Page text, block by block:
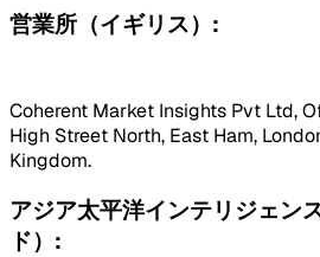
営業所（イギリス）:
Coherent Market Insights Pvt Ltd,
High Street North, East Ham,
Kingdom.
アジア太平洋インテリジェン
ド）: